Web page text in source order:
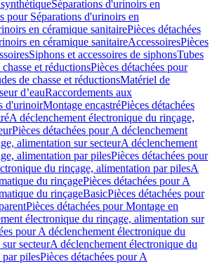
Séparations d'urinoirs en
pour Séparations d'urinoirs en
en céramique sanitairePièces détachées
en céramique sanitaireAccessoiresPièces
Siphons et accessoires de siphonsTubes
et réductionsPièces détachées pour
de chasse et réductionsMatériel de
d’eauRaccordements aux
d'urinoirMontage encastréPièces détachées
A déclenchement électronique du rinçage,
Pièces détachées pour A déclenchement
alimentation sur secteurA déclenchement
alimentation par pilesPièces détachées pour
du rinçage, alimentation par pilesA
du rinçagePièces détachées pour A
du rinçageBasicPièces détachées pour
Pièces détachées pour Montage en
électronique du rinçage, alimentation sur
pour A déclenchement électronique du
secteurA déclenchement électronique du
pilesPièces détachées pour A